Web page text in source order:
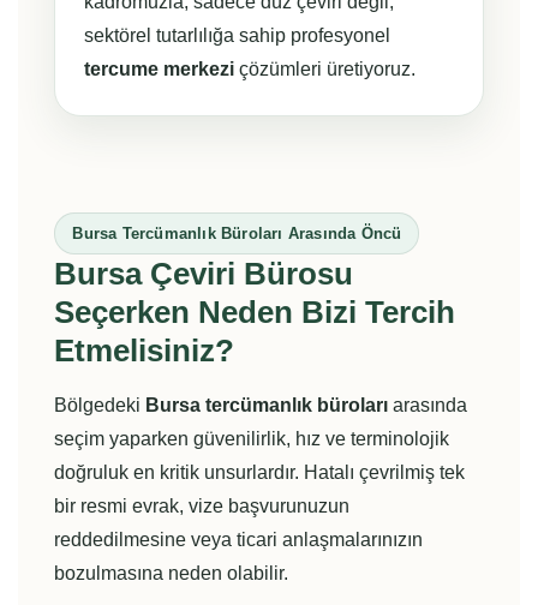
sektörel tutarlılığa sahip profesyonel
tercume merkezi çözümleri üretiyoruz.
Bursa Tercümanlık Büroları Arasında Öncü
Bursa Çeviri Bürosu
Seçerken Neden Bizi Tercih
Etmelisiniz?
Bölgedeki Bursa tercümanlık büroları arasında
seçim yaparken güvenilirlik, hız ve terminolojik
doğruluk en kritik unsurlardır. Hatalı çevrilmiş tek
bir resmi evrak, vize başvurunuzun
reddedilmesine veya ticari anlaşmalarınızın
bozulmasına neden olabilir.